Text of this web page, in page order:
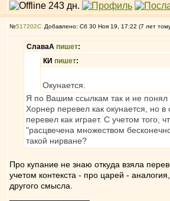
№517202 Добавлено: Сб 30 Ноя 19, 17:22 (7 лет
СлаваА пишет:
КИ пишет:
Окунается.
Я по Вашим ссылкам так и не понял
Хорнер перевел как окунается, но
перевел как играет. С учетом того,
"расцвечена множеством
такой нирване?
Про купание не знаю откуда взяла
учетом контекста - про царей -
другого смысла.